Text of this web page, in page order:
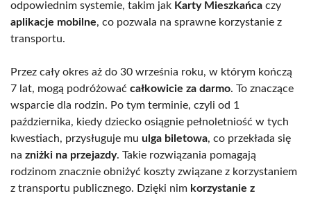
odpowiednim systemie, takim jak Karty Mieszkańca czy
aplikacje mobilne, co pozwala na sprawne korzystanie z
transportu.
Przez cały okres aż do 30 września roku, w którym kończą
7 lat, mogą podróżować całkowicie za darmo. To znaczące
wsparcie dla rodzin. Po tym terminie, czyli od 1
października, kiedy dziecko osiągnie pełnoletniość w tych
kwestiach, przysługuje mu ulga biletowa, co przekłada się
na zniżki na przejazdy. Takie rozwiązania pomagają
rodzinom znacznie obniżyć koszty związane z korzystaniem
z transportu publicznego. Dzięki nim korzystanie z